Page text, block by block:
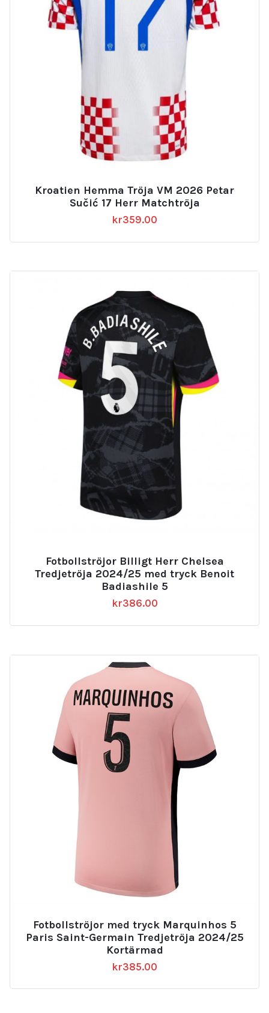
Kroatien Hemma Tröja VM 2026 Petar
Sučić 17 Herr Matchtröja
kr359.00
Fotbollströjor Billigt Herr Chelsea
Tredjetröja 2024/25 med tryck Benoit
Badiashile 5
kr386.00
Fotbollströjor med tryck Marquinhos 5
Paris Saint-Germain Tredjetröja 2024/25
Kortärmad
kr385.00